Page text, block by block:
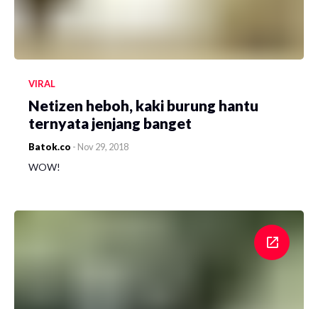
VIRAL
Netizen heboh, kaki burung hantu
ternyata jenjang banget
Batok.co - Nov 29, 2018
WOW!